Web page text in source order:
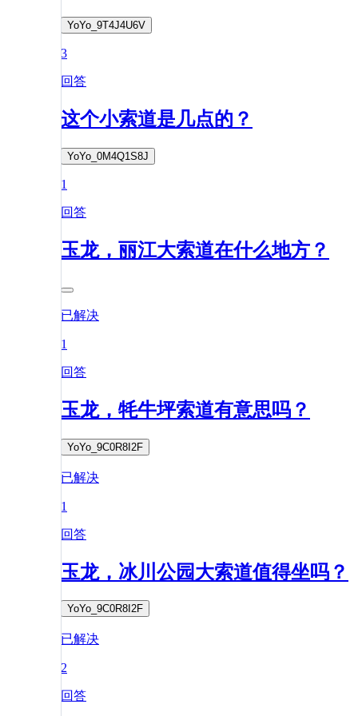
YoYo_9T4J4U6V
3
回答
这个小索道是几点的？
YoYo_0M4Q1S8J
1
回答
玉龙，丽江大索道在什么地方？
已解决
1
回答
玉龙，牦牛坪索道有意思吗？
YoYo_9C0R8I2F
已解决
1
回答
玉龙，冰川公园大索道值得坐吗？
YoYo_9C0R8I2F
已解决
2
回答